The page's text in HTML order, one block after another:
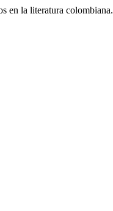
en la literatura colombiana.